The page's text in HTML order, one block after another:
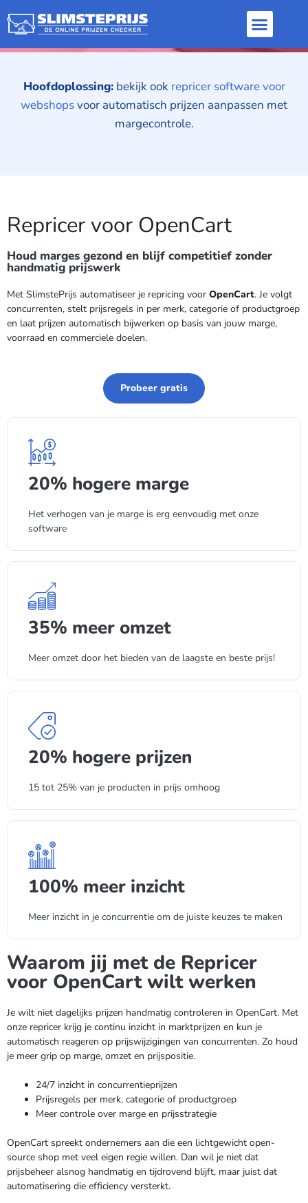
Automatische pricing voor
OpenCart
Hoofdoplossing:bekijk ook repricer software voor
webshopsvoor automatisch prijzen aanpassen met
margecontrole.
Repricer voor OpenCart
Houd marges gezond en blijf competitief zonder
handmatig prijswerk
Met SlimstePrijs automatiseer je repricing voor OpenCart. Je volgt
concurrenten, stelt prijsregels in per merk, categorie of productgroep
en laat prijzen automatisch bijwerken op basis van jouw marge,
voorraad en commerciele doelen.
Probeer gratis
20% hogere marge
Het verhogen van je marge is erg eenvoudig met onze
software
35% meer omzet
Meer omzet door het bieden van de laagste en beste prijs!
20% hogere prijzen
15 tot 25% van je producten in prijs omhoog
100% meer inzicht
Meer inzicht in je concurrentie om de juiste keuzes te maken
Waarom jij met de Repricer
voor OpenCart wilt werken
Je wilt niet dagelijks prijzen handmatig controleren in OpenCart. Met
onze repricer krijg je continu inzicht in marktprijzen en kun je
automatisch reageren op prijswijzigingen van concurrenten. Zo houd
je meer grip op marge, omzet en prijspositie.
24/7 inzicht in concurrentieprijzen
Prijsregels per merk, categorie of productgroep
Meer controle over marge en prijsstrategie
OpenCart spreekt ondernemers aan die een lichtgewicht open-
source shop met veel eigen regie willen. Dan wil je niet dat
prijsbeheer alsnog handmatig en tijdrovend blijft, maar juist dat
automatisering die efficiency versterkt.